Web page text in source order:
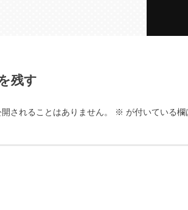
残す
されることはありません。 ※ が付いている